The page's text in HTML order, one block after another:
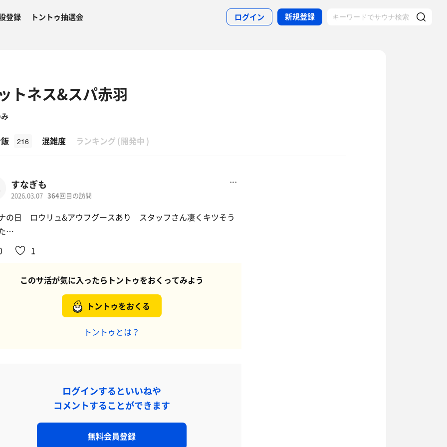
登録 トントゥ抽選会 ログイン 新規登録
トネス&スパ赤羽
216 混雑度 ランキング (開発中 )
すなぎも
2026.03.07 364回目の訪問
の日 ロウリュ&アウフグースあり スタッフさん凄くキツそう
…
1
このサ活が気に入ったらトントゥをおくってみよう
トントゥをおくる
トントゥとは？
ログインするといいねや
コメントすることができます
無料会員登録